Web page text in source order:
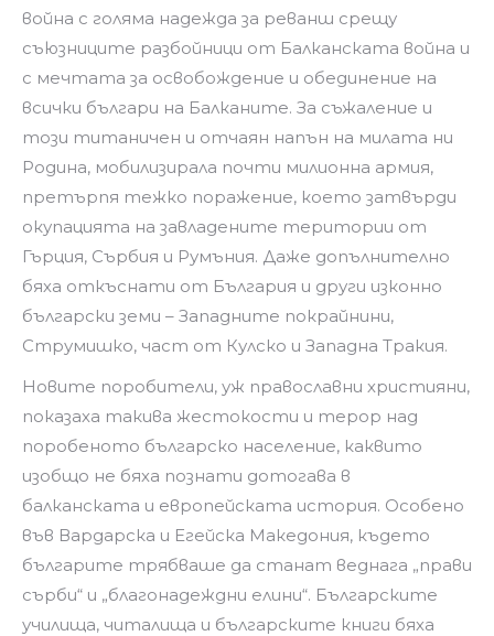
война с голяма надежда за реванш срещу
съюзниците разбойници от Балканската война и
с мечтата за освобождение и обединение на
всички българи на Балканите. За съжаление и
този титаничен и отчаян напън на милата ни
Родина, мобилизирала почти милионна армия,
претърпя тежко поражение, което затвърди
окупацията на завладените територии от
Гърция, Сърбия и Румъния. Даже допълнително
бяха откъснати от България и други изконно
български земи – Западните покрайнини,
Струмишко, част от Кулско и Западна Тракия.
Новите поробители, уж православни християни,
показаха такива жестокости и терор над
поробеното българско население, каквито
изобщо не бяха познати дотогава в
балканската и европейската история. Особено
във Вардарска и Егейска Македония, където
българите трябваше да станат веднага „прави
сърби“ и „благонадеждни елини“. Българските
училища, читалища и българските книги бяха